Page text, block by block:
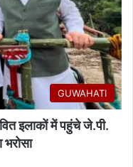
GUWAHATI
इलाकों में पहुंचे जे.पी.